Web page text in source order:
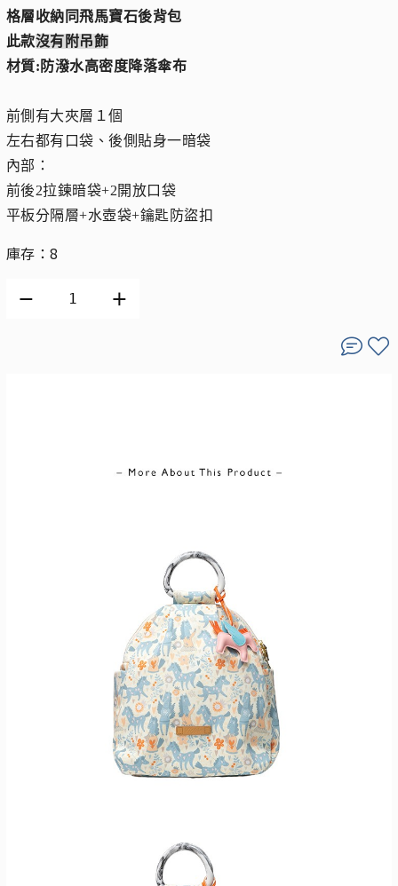
格層收納同飛馬寶石後背包
此款沒有附吊飾
材質:防潑水高密度降落傘布
前側有大夾層１個
左右都有口袋、後側貼身一暗袋
內部：
前後2拉鍊暗袋+2開放口袋
平板分隔層+水壺袋+鑰匙防盜扣
庫存：8